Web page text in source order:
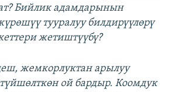
Бийлик адамдарынын
тууралуу билдирүүлөрү
жетиштүүбү?
жемкорлуктан арылуу
түйшөлткөн ой бардыр. Коомдук